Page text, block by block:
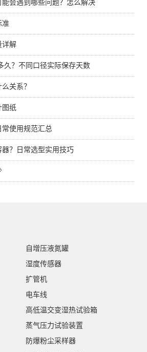
会遇到哪些问题？怎么解决
准
详解
久？不同口径实际保存天数
关系？
图纸
使用规范汇总
？日常选型实用技巧
自增压液氮罐
湿度传感器
扩管机
电车线
高低温交变湿热试验箱
蒸气压力试验装置
防爆粉尘采样器